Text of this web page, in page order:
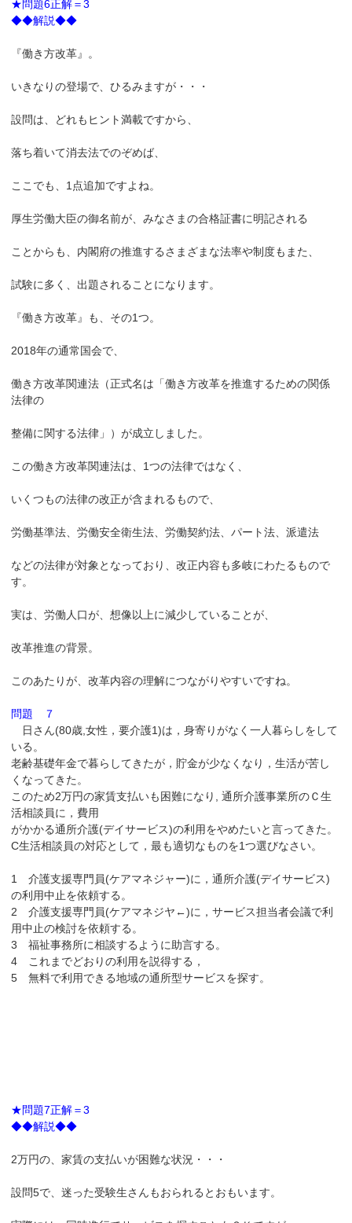
★問題6正解＝3
◆◆解説◆◆
『働き方改革』。
いきなりの登場で、ひるみますが・・・
設問は、どれもヒント満載ですから、
落ち着いて消去法でのぞめば、
ここでも、1点追加ですよね。
厚生労働大臣の御名前が、みなさまの合格証書に明記される
ことからも、内閣府の推進するさまざまな法率や制度もまた、
試験に多く、出題されることになります。
『働き方改革』も、その1つ。
2018年の通常国会で、
働き方改革関連法（正式名は「働き方改革を推進するための関係
法律の
整備に関する法律」）が成立しました。
この働き方改革関連法は、1つの法律ではなく、
いくつもの法律の改正が含まれるもので、
労働基準法、労働安全衛生法、労働契約法、パート法、派遣法
などの法律が対象となっており、改正内容も多岐にわたるもので
す。
実は、労働人口が、想像以上に減少していることが、
改革推進の背景。
このあたりが、改革内容の理解につながりやすいですね。
問題 ７
日さん(80歳,女性，要介護1)は，身寄りがなく一人暮らしをして
いる。
老齢基礎年金で暮らしてきたが，貯金が少なくなり，生活が苦し
くなってきた。
このため2万円の家賃支払いも困難になり, 通所介護事業所のＣ生
活相談員に，費用
がかかる通所介護(デイサービス)の利用をやめたいと言ってきた。
C生活相談員の対応として，最も適切なものを1つ選びなさい。
1 介護支援専門員(ケアマネジャー)に，通所介護(デイサービス)
の利用中止を依頼する。
2 介護支援専門員(ケアマネジヤ←)に，サービス担当者会議で利
用中止の検討を依頼する。
3 福祉事務所に相談するように助言する。
4 これまでどおりの利用を説得する，
5 無料で利用できる地域の通所型サービスを探す。
★問題7正解＝3
◆◆解説◆◆
2万円の、家賃の支払いが困難な状況・・・
設問5で、迷った受験生さんもおられるとおもいます。